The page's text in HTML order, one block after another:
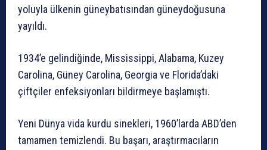
yoluyla ülkenin güneybatısından güneydoğusuna
yayıldı.
1934’e gelindiğinde, Mississippi, Alabama, Kuzey
Carolina, Güney Carolina, Georgia ve Florida’daki
çiftçiler enfeksiyonları bildirmeye başlamıştı.
Yeni Dünya vida kurdu sinekleri, 1960’larda ABD’den
tamamen temizlendi. Bu başarı, araştırmacıların